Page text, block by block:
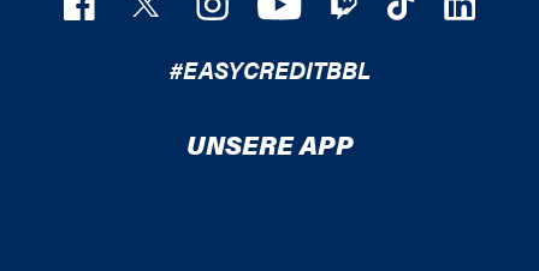
#EASYCREDITBBL
UNSERE APP